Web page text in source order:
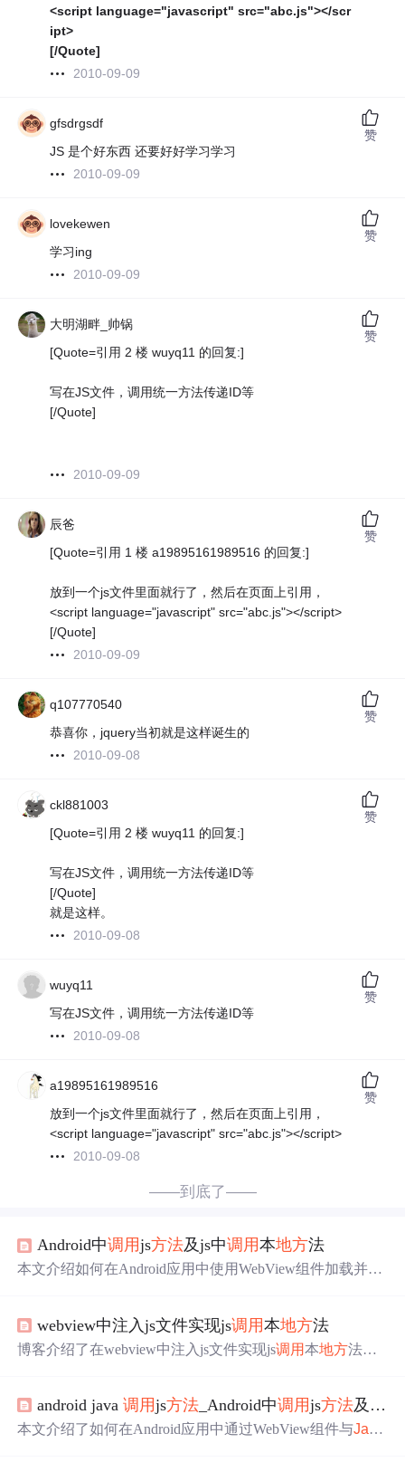
<script language="javascript" src="abc.js"></scr
ipt>
[/Quote]
2010-09-09
gfsdrgsdf
JS 是个好东西 还要好好学习学习
2010-09-09
赞
lovekewen
学习ing
2010-09-09
赞
大明湖畔_帅锅
[Quote=引用 2 楼 wuyq11 的回复:]
写在JS文件，调用统一方法传递ID等
[/Quote]
2010-09-09
赞
辰爸
[Quote=引用 1 楼 a19895161989516 的回复:]
放到一个js文件里面就行了，然后在页面上引用，
<script language="javascript" src="abc.js"></script>
[/Quote]
2010-09-09
赞
q107770540
恭喜你，jquery当初就是这样诞生的
2010-09-08
赞
ckl881003
[Quote=引用 2 楼 wuyq11 的回复:]
写在JS文件，调用统一方法传递ID等
[/Quote]
就是这样。
2010-09-08
赞
wuyq11
写在JS文件，调用统一方法传递ID等
2010-09-08
赞
a19895161989516
放到一个js文件里面就行了，然后在页面上引用，
<script language="javascript" src="abc.js"></script>
2010-09-08
赞
——到底了——
Android中调用js方法及js中调用本地方法
本文介绍如何在Android应用中使用WebView组件加载并执
提供了简单示例代码。
webview中注入js文件实现js调用本地方法
博客介绍了在webview中注入js文件实现js调用本地方法的
WebViewClient()的onPageFinished()方法中注入js代码。
android java调用js方法 _Android中调用js方法及js中
本文介绍了如何在Android应用中通过WebView组件与Java